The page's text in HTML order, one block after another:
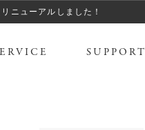
ニューアルしました！
SUPPORT